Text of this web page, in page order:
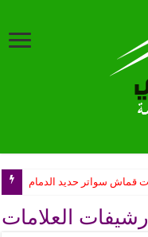
أرشيفات العلامات